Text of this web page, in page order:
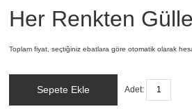
Her Renkten
Toplam fiyat, seçtiğiniz ebatlara göre otomatik olarak
Sepete Ekle Adet: